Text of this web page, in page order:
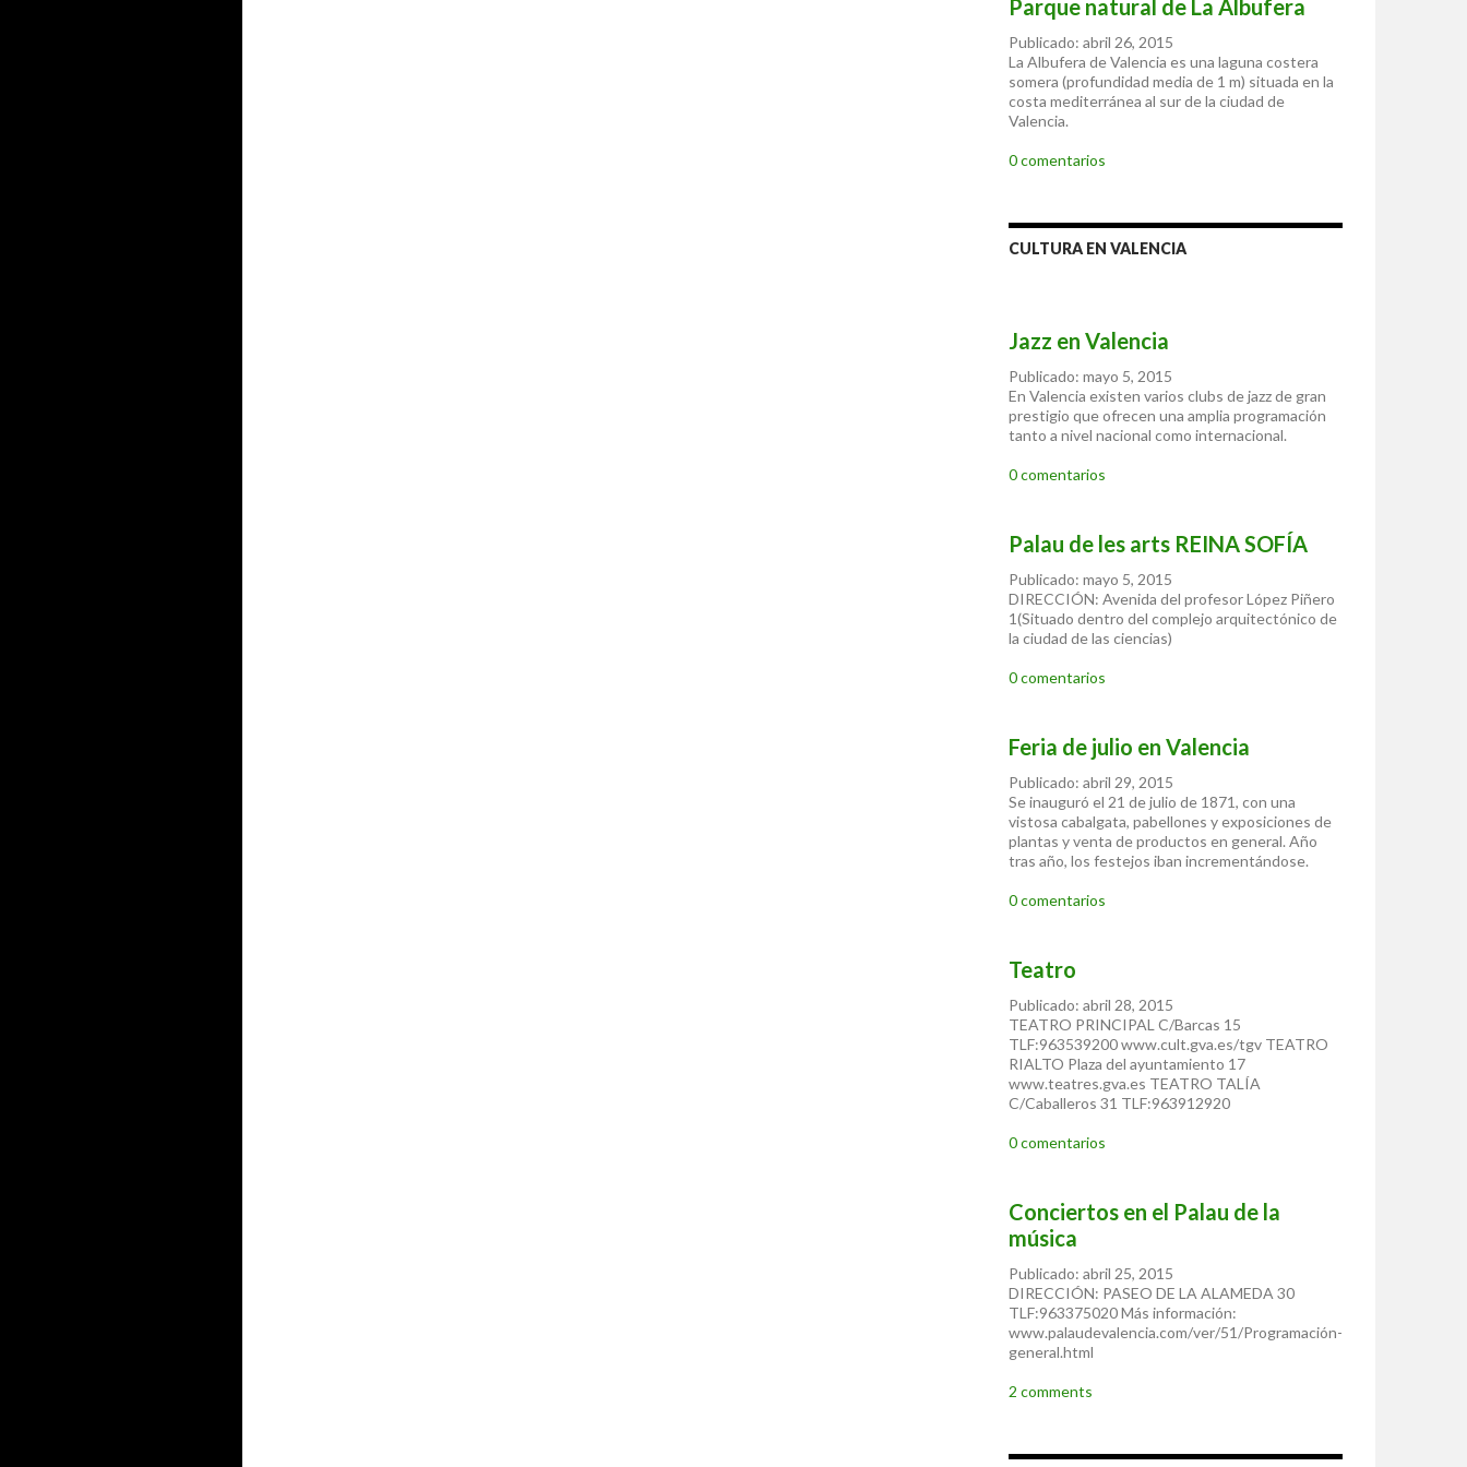
Parque natural de La Albufera
Publicado: abril 26, 2015
La Albufera de Valencia es una laguna costera
somera (profundidad media de 1 m) situada en la
costa mediterránea al sur de la ciudad de
Valencia.
0 comentarios
CULTURA EN VALENCIA
Jazz en Valencia
Publicado: mayo 5, 2015
En Valencia existen varios clubs de jazz de gran
prestigio que ofrecen una amplia programación
tanto a nivel nacional como internacional.
0 comentarios
Palau de les arts REINA SOFÍA
Publicado: mayo 5, 2015
DIRECCIÓN: Avenida del profesor López Piñero
1(Situado dentro del complejo arquitectónico de
la ciudad de las ciencias)
0 comentarios
Feria de julio en Valencia
Publicado: abril 29, 2015
Se inauguró el 21 de julio de 1871, con una
vistosa cabalgata, pabellones y exposiciones de
plantas y venta de productos en general. Año
tras año, los festejos iban incrementándose.
0 comentarios
Teatro
Publicado: abril 28, 2015
TEATRO PRINCIPAL C/Barcas 15
TLF:963539200 www.cult.gva.es/tgv TEATRO
RIALTO Plaza del ayuntamiento 17
www.teatres.gva.es TEATRO TALÍA
C/Caballeros 31 TLF:963912920
0 comentarios
Conciertos en el Palau de la
música
Publicado: abril 25, 2015
DIRECCIÓN: PASEO DE LA ALAMEDA 30
TLF:963375020 Más información:
www.palaudevalencia.com/ver/51/Programación-
general.html
2 comments